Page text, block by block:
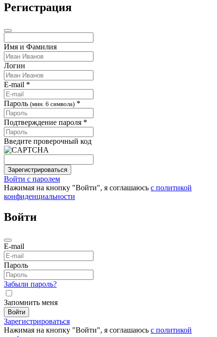
Регистрация
Имя и Фамилия
Логин
E-mail *
Пароль (мин. 6 символа) *
Подтверждение пароля *
Введите проверочный код
Зарегистрироваться
Войти с паролем
Нажимая на кнопку "Войти", я соглашаюсь с политикой
конфиденциальности
Войти
E-mail
Пароль
Забыли пароль?
Запомнить меня
Войти
Зарегистрироваться
Нажимая на кнопку "Войти", я соглашаюсь с политикой